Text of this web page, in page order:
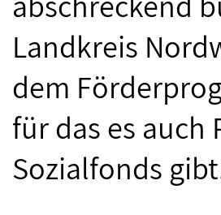
Landkreis
dem
für das es
Sozialfonds